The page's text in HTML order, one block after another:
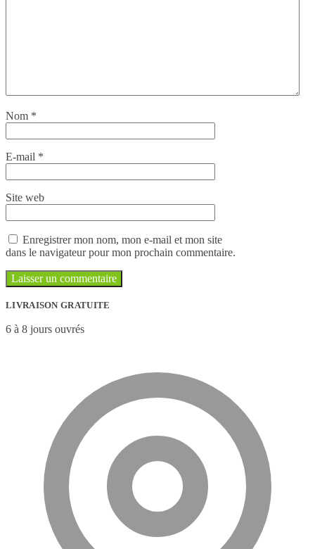
Nom *
E-mail *
Site web
Enregistrer mon nom, mon e-mail et mon site
dans le navigateur pour mon prochain commentaire.
LIVRAISON GRATUITE
6 à 8 jours ouvrés